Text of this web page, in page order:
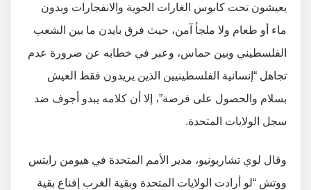
يعيشون تحت كابوس الغارات الجوية والانفجارات وبدون
ماء أو طعام ولا ملجأ آمن، حيث فرق بايدن ما بين الشعب
الفلسطيني وبين حماس، وعبر في خطابه عن ضرورة عدم
تجاهل “إنسانية الفلسطينيين الذين يريدون فقط العيش
بسلام والحصول على فرصة”، إلا أن كلامه يبدو أجوف ضد
سجل الولايات المتحدة.
وقال لوي تشاربونيو، مدير الأمم المتحدة في هيومن رايتس
ووتش “لو أرادت الولايات المتحدة وبقية الغرب إقناع بقية